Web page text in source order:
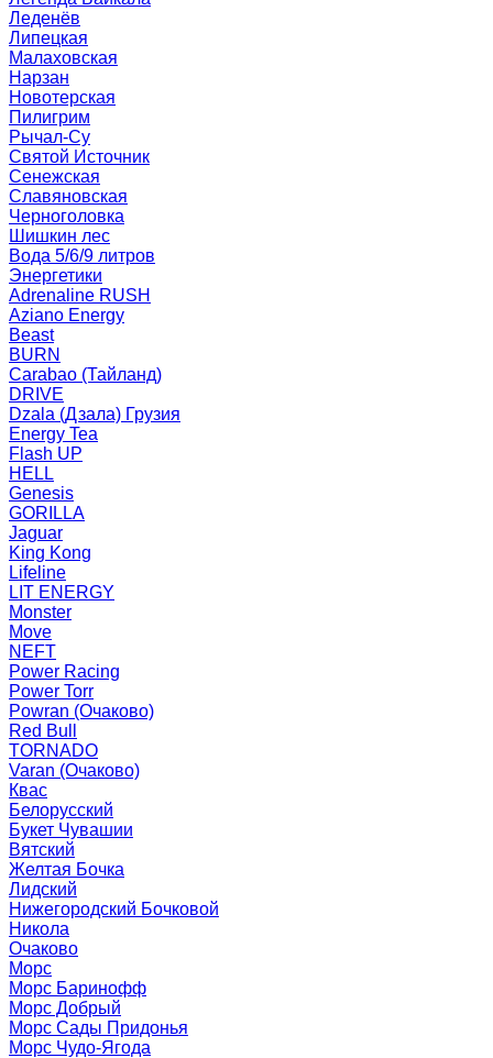
Леденёв
Липецкая
Малаховская
Нарзан
Новотерская
Пилигрим
Рычал-Су
Святой Источник
Сенежская
Славяновская
Черноголовка
Шишкин лес
Вода 5/6/9 литров
Энергетики
Adrenaline RUSH
Aziano Energy
Beast
BURN
Carabao (Тайланд)
DRIVE
Dzala (Дзала) Грузия
Energy Tea
Flash UP
HELL
Genesis
GORILLA
Jaguar
King Kong
Lifeline
LIT ENERGY
Monster
Move
NEFT
Power Racing
Power Torr
Powran (Очаково)
Red Bull
TORNADO
Varan (Очаково)
Квас
Белорусский
Букет Чувашии
Вятский
Желтая Бочка
Лидский
Нижегородский Бочковой
Никола
Очаково
Морс
Морс Баринофф
Морс Добрый
Морс Сады Придонья
Морс Чудо-Ягода